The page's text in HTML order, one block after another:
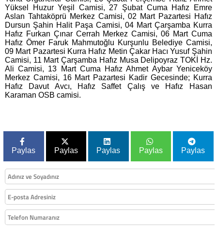
Yüksel Huzur Yeşil Camisi, 27 Şubat Cuma Hafız Emre
Aslan Tahtaköprü Merkez Camisi, 02 Mart Pazartesi Hafız
Dursun Şahin Halit Paşa Camisi, 04 Mart Çarşamba Kurra
Hafız Furkan Çınar Cerrah Merkez Camisi, 06 Mart Cuma
Hafız Ömer Faruk Mahmutoğlu Kurşunlu Belediye Camisi,
09 Mart Pazartesi Kurra Hafız Metin Çakar Hacı Yusuf Şahin
Camisi, 11 Mart Çarşamba Hafız Musa Delipoyraz TOKİ Hz.
Ali Camisi, 13 Mart Cuma Hafız Ahmet Aybar Yeniceköy
Merkez Camisi, 16 Mart Pazartesi Kadir Gecesinde; Kurra
Hafız Davut Avcı, Hafız Saffet Çalış ve Hafız Hasan
Karaman OSB camisi.
Paylas Paylas Paylas Paylas Paylas